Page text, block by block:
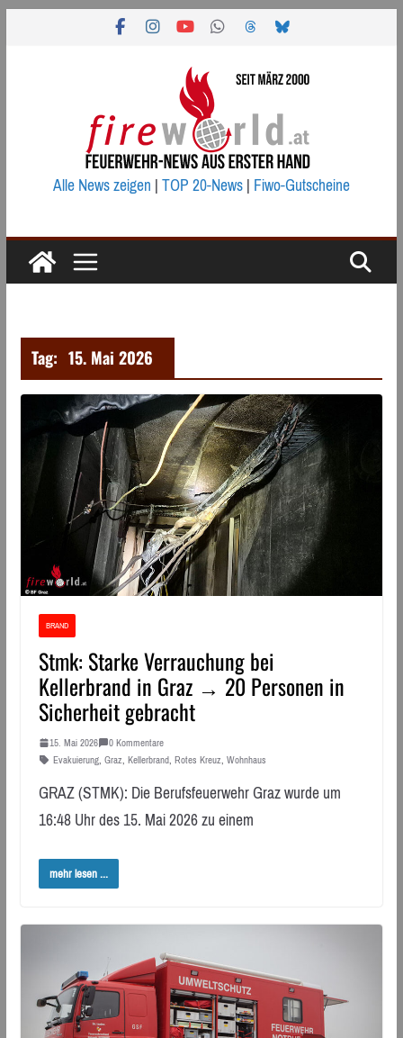
Alle News zeigen|TOP 20-News|Fiwo-Gutscheine
Tag: 15. Mai 2026
BRAND
Stmk: Starke Verrauchung bei
Kellerbrand in Graz → 20 Personen in
Sicherheit gebracht
15. Mai 2026
0 Kommentare
Evakuierung, Graz, Kellerbrand, Rotes Kreuz, Wohnhaus
GRAZ (STMK): Die Berufsfeuerwehr Graz wurde um
16:48 Uhr des 15. Mai 2026 zu einem
mehr lesen ...